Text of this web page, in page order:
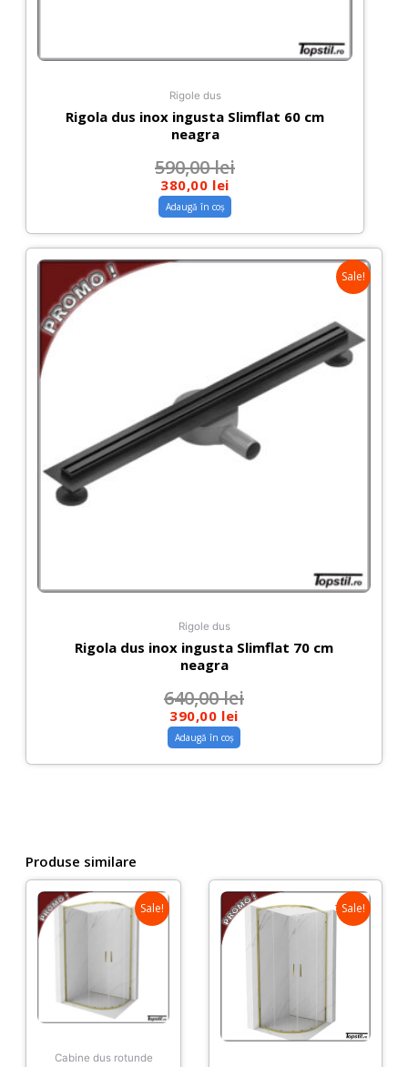
Rigole dus
Rigola dus inox ingusta Slimflat 60 cm
neagra
590,00lei
380,00 lei
Adaugă în coș
Sale!
Rigole dus
Rigola dus inox ingusta Slimflat 70 cm
neagra
640,00lei
390,00 lei
Adaugă în coș
Produse similare
Sale!
Cabine dus rotunde
Sale!